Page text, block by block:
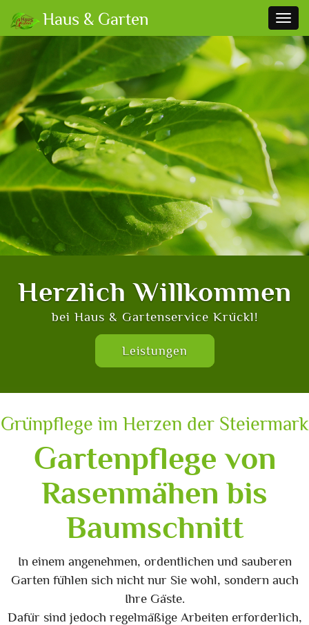
Toggle
Haus & Garten
Herzlich Willkommen
bei Haus & Gartenservice Krückl!
Leistungen
Grünpflege im Herzen der Steiermark
Gartenpflege von
Rasenmähen bis
Baumschnitt
In einem angenehmen, ordentlichen und sauberen
Garten fühlen sich nicht nur Sie wohl, sondern auch
Ihre Gäste.
Dafür sind jedoch regelmäßige Arbeiten erforderlich,